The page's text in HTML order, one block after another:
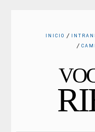
INICIO